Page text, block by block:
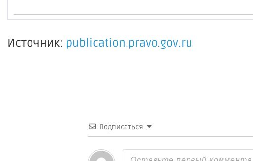
Источник: publication.pravo.gov.ru
Подписаться